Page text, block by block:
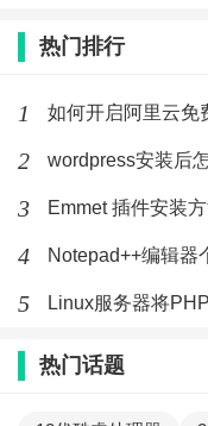
热门排行
1 如何开启阿里云免
2 wordpress安装后
3 Emmet 插件安装
4 Notepad++编辑器
5 Linux服务器将
热门话题